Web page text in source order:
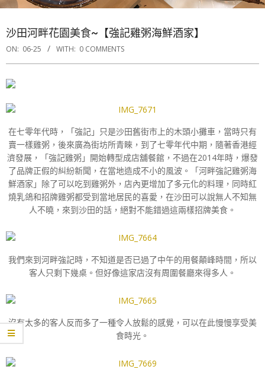
沙田河畔花園美食~【強記雞粥海鮮酒家】
ON: 06-25 WITH: 0 COMMENTS
在七零年代時，「強記」只是沙田舊街市上的木頭小攤車，當時只有
賣一樣雞粥，後來廣為街坊所青睞，到了七零年代中期，隨著香港經
濟發展，「強記雞粥」開始轉型成店舖餐館，不過在2014年時，爆發
了品牌正假的糾紛新聞，在當地造成不小的風波。「河畔強記雞粥海
鮮酒家」除了可以吃到雞粥外，店內更增加了多元化的料理，同時紅
燒乳鴿和招牌雞粥都受到當地居民的喜愛，在沙田可以說無人不知無
人不曉，來到沙田的話，絕對不能錯過這兩樣招牌美食。
我們來到河畔強記時，不知道是否已過了中午的用餐顛峰時間，所以
客人只剩下幾桌。但好像這家店沒有周圍餐廳來得多人。
沒有太多的客人反而多了一種令人放鬆的感覺，可以在此慢慢享受美
食時光。